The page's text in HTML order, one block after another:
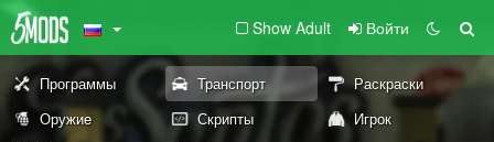
Show Adult Войти
Программы Транспорт
Раскраски
Оружие
Скрипты
Игрок